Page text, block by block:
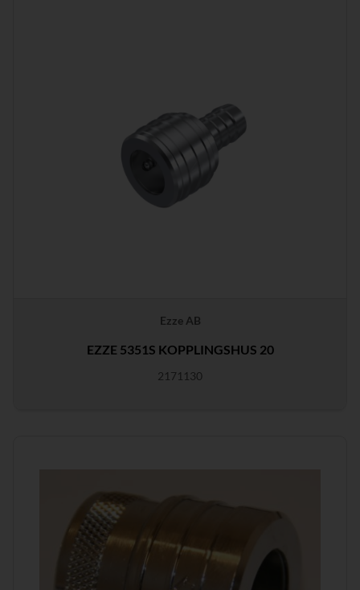
Ezze AB
EZZE 5351S KOPPLINGSHUS 20
2171130